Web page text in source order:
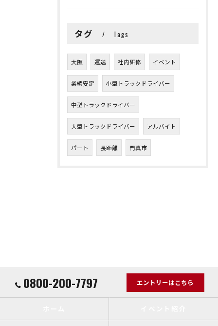
タグ Tags
大阪 運送 社内研修 イベント
業績安定 小型トラックドライバー
中型トラックドライバー
大型トラックドライバー アルバイト
パート 長距離 門真市
0800-200-7797 エントリーはこちら